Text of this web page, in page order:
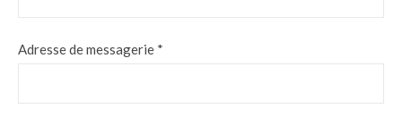
Adresse de messagerie *